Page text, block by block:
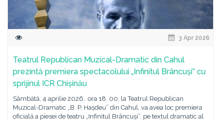
3 Apr 2026
Teatrul Republican Muzical-Dramatic din Cahul
prezintă premiera spectacolului „Infinitul Brâncuși” cu
sprijinul ICR Chișinău
Sâmbătă, 4 aprilie 2026, ora 18. 00, la Teatrul Republican
Muzical-Dramatic „B. P. Hașdeu” din Cahul, va avea loc premiera
oficială a piesei de teatru „Infinitul Brâncuși”, pe textul dramatic al